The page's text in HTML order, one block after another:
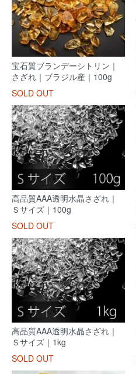
宝石質ブランデーシトリン｜
さざれ｜ブラジル産｜100g
SOLD OUT
高品質AAA透明水晶さざれ｜
Ｓサイズ｜100g
SOLD OUT
高品質AAA透明水晶さざれ｜
Ｓサイズ｜1kg
SOLD OUT